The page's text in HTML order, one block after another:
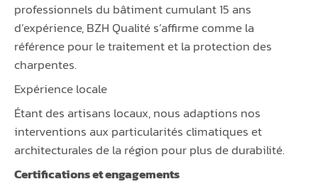
professionnels du bâtiment cumulant 15 ans
d’expérience, BZH Qualité s’affirme comme la
référence pour le traitement et la protection des
charpentes.
Expérience locale
Étant des artisans locaux, nous adaptions nos
interventions aux particularités climatiques et
architecturales de la région pour plus de durabilité.
Certifications et engagements